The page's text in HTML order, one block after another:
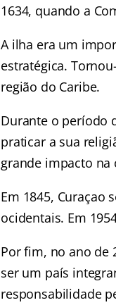
1634, quando a
A ilha era um
estratégica.
região do Caribe.
Durante o período
praticar a sua
grande impacto
Em 1845, Curaçao
ocidentais. Em
Por fim, no ano de
ser um país
responsabilidade